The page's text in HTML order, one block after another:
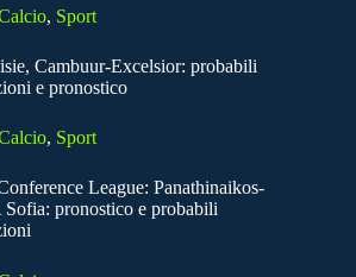
, Sport
Cambuur-Excelsior: probabili
e pronostico
, Sport
League: Panathinaikos-
pronostico e probabili